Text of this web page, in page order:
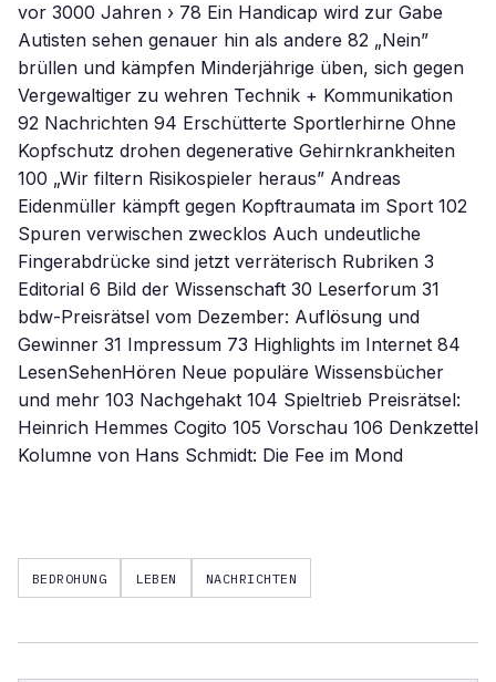
vor 3000 Jahren › 78 Ein Handicap wird zur Gabe
Autisten sehen genauer hin als andere 82 „Nein”
brüllen und kämpfen Minderjährige üben, sich gegen
Vergewaltiger zu wehren Technik + Kommunikation
92 Nachrichten 94 Erschütterte Sportlerhirne Ohne
Kopfschutz drohen degenerative Gehirnkrankheiten
100 „Wir filtern Risikospieler heraus” Andreas
Eidenmüller kämpft gegen Kopftraumata im Sport 102
Spuren verwischen zwecklos Auch undeutliche
Fingerabdrücke sind jetzt verräterisch Rubriken 3
Editorial 6 Bild der Wissenschaft 30 Leserforum 31
bdw-Preisrätsel vom Dezember: Auflösung und
Gewinner 31 Impressum 73 Highlights im Internet 84
LesenSehenHören Neue populäre Wissensbücher
und mehr 103 Nachgehakt 104 Spieltrieb Preisrätsel:
Heinrich Hemmes Cogito 105 Vorschau 106 Denkzettel
Kolumne von Hans Schmidt: Die Fee im Mond
BEDROHUNG LEBEN NACHRICHTEN